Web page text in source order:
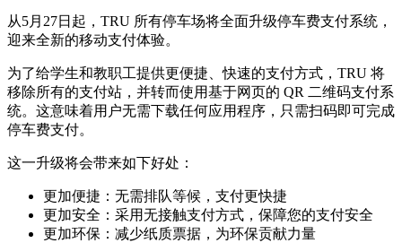
从5月27日起，TRU 所有停车场将全面升级停车费支付系统，
迎来全新的移动支付体验。
为了给学生和教职工提供更便捷、快速的支付方式，TRU 将
移除所有的支付站，并转而使用基于网页的 QR 二维码支付系
统。这意味着用户无需下载任何应用程序，只需扫码即可完成
停车费支付。
这一升级将会带来如下好处：
更加便捷：无需排队等候，支付更快捷
更加安全：采用无接触支付方式，保障您的支付安全
更加环保：减少纸质票据，为环保贡献力量